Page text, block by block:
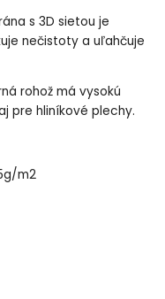
s 3D sietou je
nečistoty a uľahčuje
rohož má vysokú
pre hliníkové plechy.
m2